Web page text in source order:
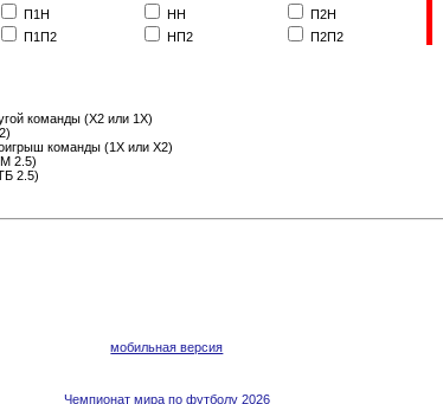
П1Н
П1П2
НН
НП2
П2Н
П2П2
команды (Х2 или 1Х)
команды (1Х или Х2)
2.5)
2.5)
мобильная версия
Чемпионат мира по футболу 2026